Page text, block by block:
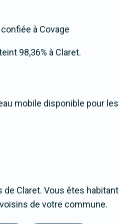
à Covage
98,36% à Claret.
mobile disponible pour les
Claret. Vous êtes habitant
de votre commune.